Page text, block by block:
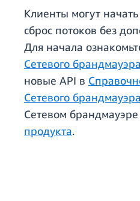
Клиенты могут
сброс потоков без
Для начала
Сетевого
новые API в
Сетевого брандмауэра
Сетевом брандмауэре
продукта.